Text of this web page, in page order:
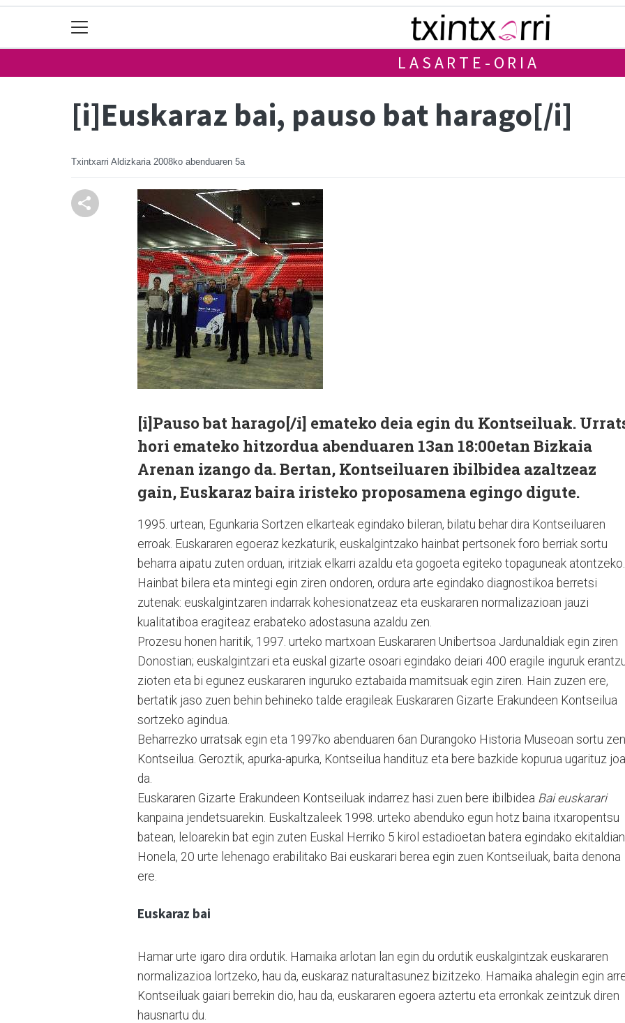
LASARTE-ORIA
[i]Euskaraz bai, pauso bat harago[/i]
Txintxarri Aldizkaria 2008ko abenduaren 5a
[i]Pauso bat harago[/i] emateko deia egin du Kontseiluak.
hori emateko hitzordua abenduaren 13an 18:00etan Bizkaia
Arenan izango da. Bertan, Kontseiluaren ibilbidea azaltzeaz
gain, Euskaraz baira iristeko proposamena egingo digute.
1995. urtean, Egunkaria Sortzen elkarteak egindako bileran, bilatu behar dira Kontseiluaren
erroak. Euskararen egoeraz kezkaturik, euskalgintzako hainbat pertsonek foro berriak sortu
beharra aipatu zuten orduan, iritziak elkarri azaldu eta gogoeta egiteko topaguneak atontzeko.
Hainbat bilera eta mintegi egin ziren ondoren, ordura arte egindako diagnostikoa berretsi
zutenak: euskalgintzaren indarrak kohesionatzeaz eta euskararen normalizazioan jauzi
kualitatiboa eragiteaz erabateko adostasuna azaldu zen.
Prozesu honen haritik, 1997. urteko martxoan Euskararen Unibertsoa Jardunaldiak egin ziren
Donostian; euskalgintzari eta euskal gizarte osoari egindako deiari 400 eragile inguruk
zioten eta bi egunez euskararen inguruko eztabaida mamitsuak egin ziren. Hain zuzen ere,
bertatik jaso zuen behin behineko talde eragileak Euskararen Gizarte Erakundeen Kontseilua
sortzeko agindua.
Beharrezko urratsak egin eta 1997ko abenduaren 6an Durangoko Historia Museoan sortu zen
Kontseilua. Geroztik, apurka-apurka, Kontseilua handituz eta bere bazkide kopurua ugarituz
da.
Euskararen Gizarte Erakundeen Kontseiluak indarrez hasi zuen bere ibilbidea Bai euskarari
kanpaina jendetsuarekin. Euskaltzaleek 1998. urteko abenduko egun hotz baina itxaropentsu
batean, leloarekin bat egin zuten Euskal Herriko 5 kirol estadioetan batera egindako
Honela, 20 urte lehenago erabilitako Bai euskarari berea egin zuen Kontseiluak, baita denona
ere.
Euskaraz bai
Hamar urte igaro dira ordutik. Hamaika arlotan lan egin du ordutik euskalgintzak euskararen
normalizazioa lortzeko, hau da, euskaraz naturaltasunez bizitzeko. Hamaika ahalegin egin
Kontseiluak gaiari berrekin dio, hau da, euskararen egoera aztertu eta erronkak zeintzuk diren
hausnartu du.